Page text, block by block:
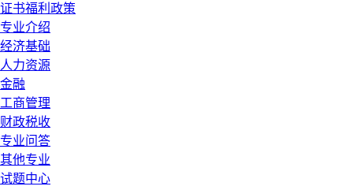
证书福利政策
专业介绍
经济基础
人力资源
金融
工商管理
财政税收
专业问答
其他专业
试题中心